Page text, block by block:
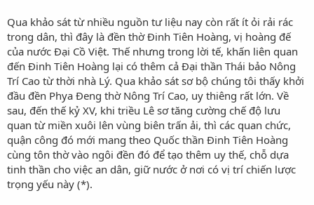
Qua khảo sát từ nhiều nguồn tư liệu nay còn rất ít ỏi rải rác
trong dân, thì đây là đền thờ Đinh Tiên Hoàng, vị hoàng đế
của nước Đại Cồ Việt. Thế nhưng trong lời tế, khấn liên quan
đến Đinh Tiên Hoàng lại có thêm cả Đại thần Thái bảo Nông
Trí Cao từ thời nhà Lý. Qua khảo sát sơ bộ chúng tôi thấy khởi
đầu đền Phya Đeng thờ Nông Trí Cao, uy thiêng rất lớn. Về
sau, đến thế kỷ XV, khi triều Lê sơ tăng cường chế độ lưu
quan từ miền xuôi lên vùng biên trấn ải, thì các quan chức,
quận công đó mới mang theo Quốc thần Đinh Tiên Hoàng
cùng tôn thờ vào ngôi đền đó để tạo thêm uy thế, chỗ dựa
tinh thần cho việc an dân, giữ nước ở nơi có vị trí chiến lược
trọng yếu này (*).